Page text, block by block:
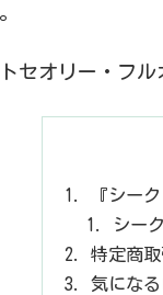
セオリー・フル
『シー
シー
特定商
気にな